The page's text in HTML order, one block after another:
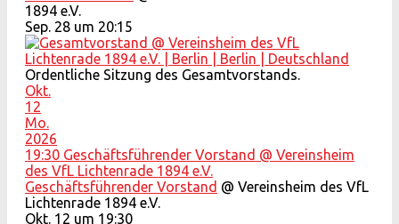
1894 e.V.
Sep. 28 um 20:15
Ordentliche Sitzung des Gesamtvorstands.
Okt.
12
Mo.
2026
19:30 Geschäftsführender Vorstand @ Vereinsheim
des VfL Lichtenrade 1894 e.V.
Geschäftsführender Vorstand @ Vereinsheim des VfL
Lichtenrade 1894 e.V.
Okt. 12 um 19:30